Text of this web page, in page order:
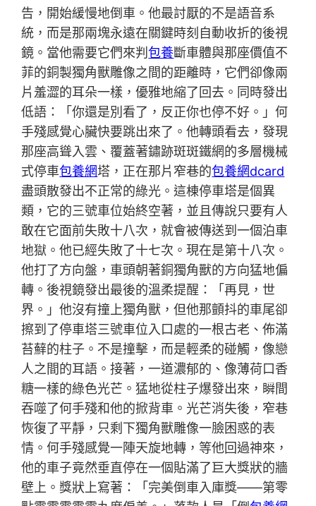
告，開始緩慢地倒車。他最討厭的不是語音系
統，而是那兩塊永遠在關鍵時刻自動收折的後視
鏡。當他需要它們來判包養斷車體與那座價值不
菲的銅製獨角獸雕像之間的距離時，它們卻像兩
片羞澀的耳朵一樣，優雅地縮了回去。同時發出
低語：「你還是別看了，反正你也停不好。」何
手殘感覺心臟快要跳出來了。他轉頭看去，發現
那座高聳入雲、覆蓋著鏽跡斑斑鐵網的多層機械
式停車包養網塔，正在那片窄巷的包養網dcard
盡頭散發出不正常的綠光。這棟停車塔是個異
類，它的三號車位始終空著，並且傳說只要有人
敢在它面前失敗十八次，就會被傳送到一個泊車
地獄。他已經失敗了十七次。現在是第十八次。
他打了方向盤，車頭朝著銅獨角獸的方向猛地偏
轉。後視鏡發出最後的溫柔提醒：「再見，世
界。」他沒有撞上獨角獸，但他那顫抖的車尾卻
擦到了停車塔三號車位入口處的一根古老、佈滿
苔蘚的柱子。不是撞擊，而是輕柔的碰觸，像戀
人之間的耳語。接著，一道濃郁的、像薄荷口香
糖一樣的綠色光芒。猛地從柱子爆發出來，瞬間
吞噬了何手殘和他的掀背車。光芒消失後，窄巷
恢復了平靜，只剩下獨角獸雕像一臉困惑的表
情。何手殘感覺一陣天旋地轉，等他回過神來，
他的車子竟然垂直停在一個貼滿了巨大獎狀的牆
壁上。獎狀上寫著：「完美倒車入庫獎——第零